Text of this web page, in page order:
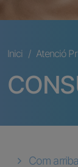
Fil
Inici Atenció
Com